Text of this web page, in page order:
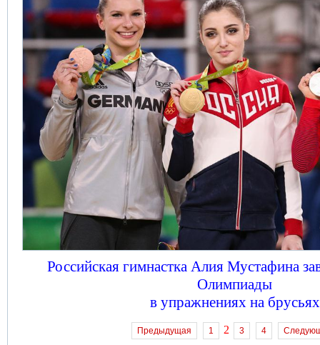
Российская гимнастка Алия Мустафина
Олимпиады
в упражнениях на брусьях
Предыдущая 1 2 3 4